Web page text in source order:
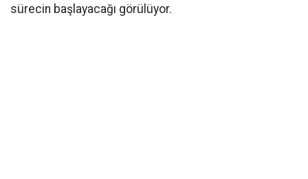
sürecin başlayacağı görülüyor.